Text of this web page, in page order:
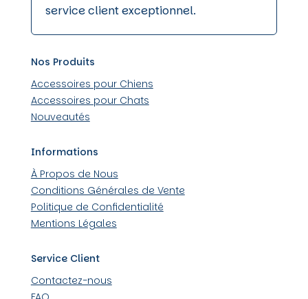
service client exceptionnel.
Nos Produits
Accessoires pour Chiens
Accessoires pour Chats
Nouveautés
Informations
À Propos de Nous
Conditions Générales de Vente
Politique de Confidentialité
Mentions Légales
Service Client
Contactez-nous